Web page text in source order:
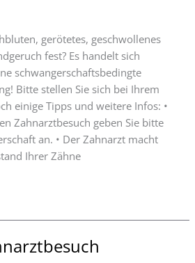
gerötetes, geschwollenes
fest? Es handelt sich
schwangerschaftsbedingte
Bitte stellen Sie sich bei Ihrem
einige Tipps und weitere Infos: •
Zahnarztbesuch geben Sie bitte
an. • Der Zahnarzt macht
Ihrer Zähne